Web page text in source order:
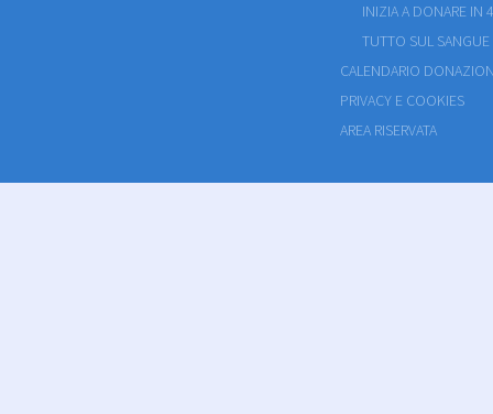
INIZIA A DONARE IN
TUTTO SUL SANGUE
CALENDARIO
PRIVACY E COOKIES
AREA RISERVATA